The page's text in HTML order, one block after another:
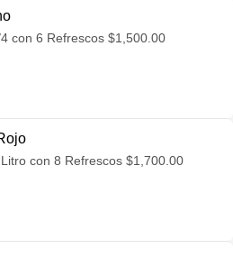
con 6 Refrescos $1,500.00
con 8 Refrescos $1,700.00